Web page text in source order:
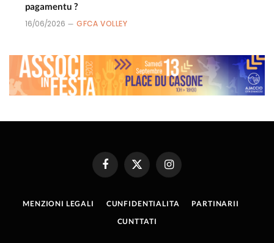
pagamentu ?
16/06/2026 GFCA VOLLEY
FacebookX
(Twitter)
Instagram
MENZIONI LEGALI CUNFIDENTIALITA
PARTINARII
CUNTTATI